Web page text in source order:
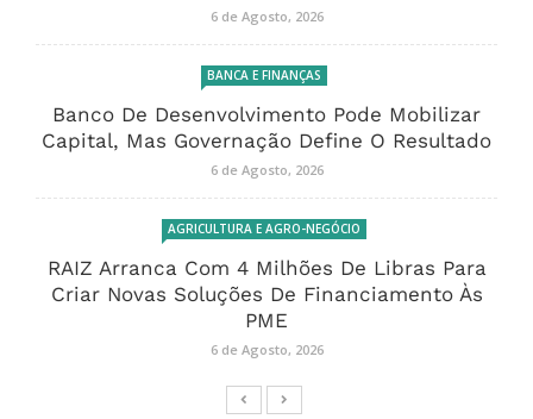
6 de Agosto, 2026
BANCA E FINANÇAS
Banco De Desenvolvimento Pode Mobilizar
Capital, Mas Governação Define O Resultado
6 de Agosto, 2026
AGRICULTURA E AGRO-NEGÓCIO
RAIZ Arranca Com 4 Milhões De Libras Para
Criar Novas Soluções De Financiamento Às
PME
6 de Agosto, 2026